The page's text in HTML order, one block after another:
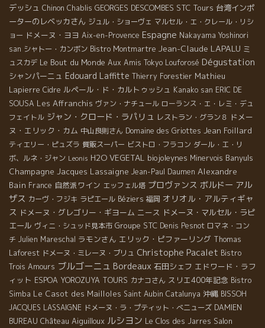
デッシュ Chinon Chablis GEORGES DESCOMBES STC Tours 台湾インポ
ーターのレベッカさん ジュル・ショーヴェ マルセル・エ・クレール・リシ
ョー ドメーヌ・ヨヨ Aix-en-Provence Espagne Nakayama Yoshinori
san シャトー・カンボン Bistro Montmartre Jean-Claude LAPALU ミ
ュスカデ Le Bout du Monde Aux Amis Tokyo Louforosé Dégustation
シャンパーニュ Edouard Laffitte Thierry Forestier Mathieu
Lapierre Cidre ルペール・ド・カルトゥッシュ Kanako san ERIC DE
SOUSA Les Affranchis ヴァン・ナチュール ローランス・エ・レミ・デュ
フェイトル ジャン・クロード・ラパリュ レストラン・グラン８ ドメー
ヌ・エリック・カム 中山良則さん Domaine des Griottes Jean Foillard
ティエリー・ピュズラ 質販スーパー ビストロ・フラコン ダール・エ・リ
ボ、ルネ・ジャン Leonis H2O VEGETAL biojoleynes Minervois Banyuls
Champagne Jacques Lassaigne Jean-Paul Daumen Alexandre
Bain France 自然派ワイン エッフェル塔 プロヴァンス ボルドー アル
ザス カーヴ・フジキ ラピエール Béziers 福岡 オリオル・アルティギャ
ス ドメーヌ・グレゴリー・ギヨーム ニース ドメーヌ・マルセル・ラピ
エール ヴィニ・シュッド見本市 Groupe STC Denis Pesnot ロマネ・コン
チ Julien Mareschal ラモンさん エリック・ピファーリング Thomas
Laforest ドメーヌ・ミレーヌ・ブリュ Christophe Pacalet Bistro
Trois Amours ブルゴーニュ Bordeaux 石田シェフ エドワード・ラフ
ィット ESPOA YOROZUYA TOURS カナコさん スリエ400年記念 Bistro
Simba Le Casot des Mailloles Saint Aubin Catalunya 沖縄 BISSOH
JACQUES LASSAIGNE ドメーヌ・ラ・プティット・べニューズ DAMIEN
BUREAU Château Aiguilloux ルシヨン Le Clos des Jarres Salon